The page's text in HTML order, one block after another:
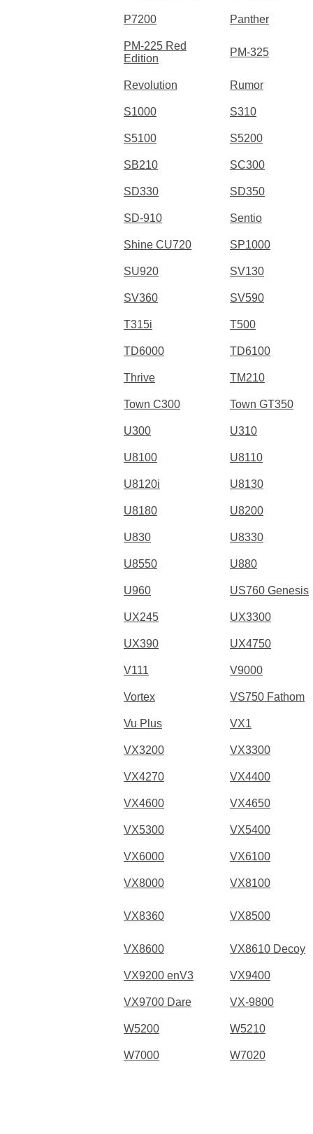
P7200 Panther
PM-225 Red
Edition
PM-325
Revolution Rumor
S1000 S310
S5100 S5200
SB210 SC300
SD330 SD350
SD-910 Sentio
Shine CU720 SP1000
SU920 SV130
SV360 SV590
T315i T500
TD6000 TD6100
Thrive TM210
Town C300 Town GT350
U300 U310
U8100 U8110
U8120i U8130
U8180 U8200
U830 U8330
U8550 U880
U960 US760 Genesis
UX245 UX3300
UX390 UX4750
V111 V9000
Vortex VS750 Fathom
Vu Plus VX1
VX3200 VX3300
VX4270 VX4400
VX4600 VX4650
VX5300 VX5400
VX6000 VX6100
VX8000 VX8100
VX8360 VX8500
VX8600 VX8610 Decoy
VX9200 enV3 VX9400
VX9700 Dare VX-9800
W5200 W5210
W7000 W7020